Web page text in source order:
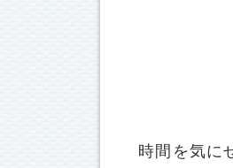
時間を気に